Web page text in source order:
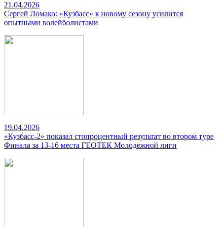
21.04.2026
Сергей Ломако: «Кузбасс» к новому сезону усилится
опытными волейболистами
19.04.2026
«Кузбасс-2» показал стопроцентный результат во втором туре
Финала за 13-16 места ГЕОТЕК Молодежной лиги